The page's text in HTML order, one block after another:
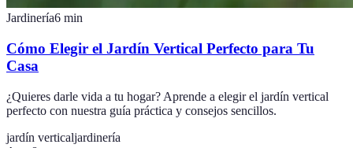
Jardinería6 min
Cómo Elegir el Jardín Vertical Perfecto para Tu
Casa
¿Quieres darle vida a tu hogar? Aprende a elegir el jardín vertical
perfecto con nuestra guía práctica y consejos sencillos.
jardín verticaljardinería